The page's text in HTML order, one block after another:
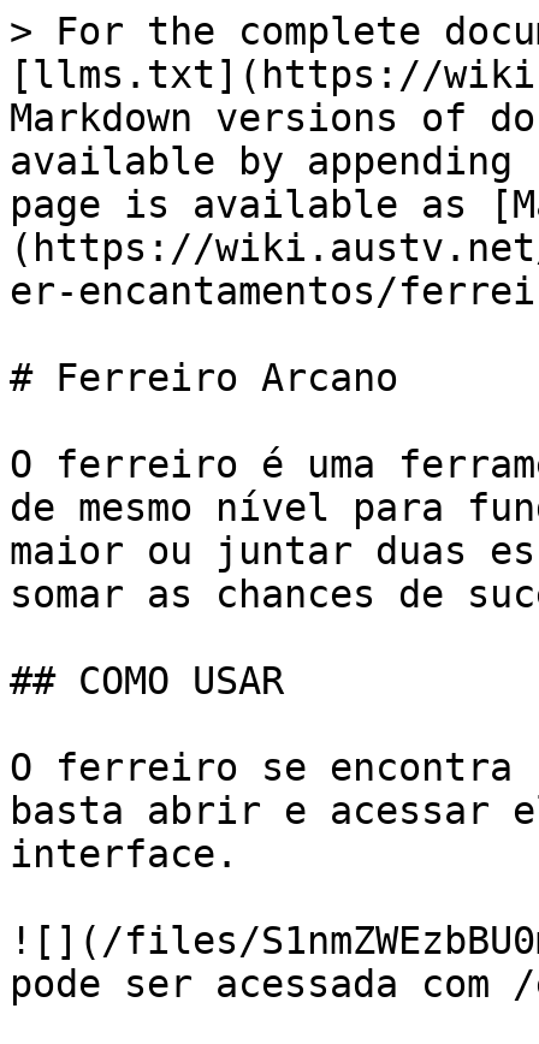
> For the complete
[llms.txt](https://
Markdown versions of
available by
page is available as
(https://
er-encantamentos/
# Ferreiro Arcano
O ferreiro é uma
de mesmo nível para
maior ou juntar duas
somar as chances de
## COMO USAR
O ferreiro se encontra
basta abrir e acessar
interface.
![](/files/
pode ser acessada com